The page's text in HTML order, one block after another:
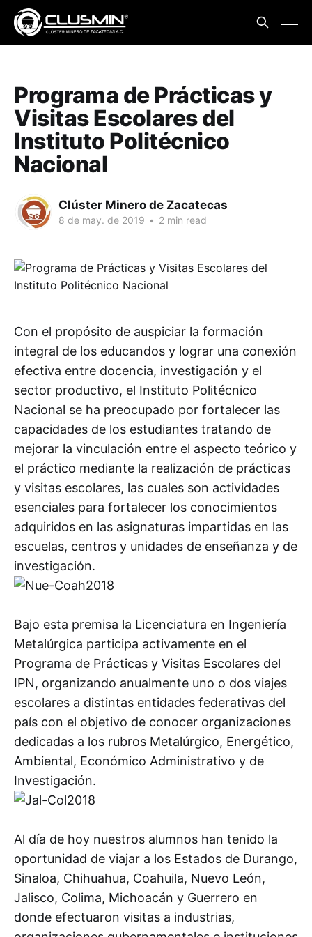
Programa de Prácticas y
Visitas Escolares del
Instituto Politécnico
Nacional
Clúster Minero de Zacatecas
8 de may. de 2019 • 2 min read
Con el propósito de auspiciar la formación
integral de los educandos y lograr una conexión
efectiva entre docencia, investigación y el
sector productivo, el Instituto Politécnico
Nacional se ha preocupado por fortalecer las
capacidades de los estudiantes tratando de
mejorar la vinculación entre el aspecto teórico y
el práctico mediante la realización de prácticas
y visitas escolares, las cuales son actividades
esenciales para fortalecer los conocimientos
adquiridos en las asignaturas impartidas en las
escuelas, centros y unidades de enseñanza y de
investigación.
Bajo esta premisa la Licenciatura en Ingeniería
Metalúrgica participa activamente en el
Programa de Prácticas y Visitas Escolares del
IPN, organizando anualmente uno o dos viajes
escolares a distintas entidades federativas del
país con el objetivo de conocer organizaciones
dedicadas a los rubros Metalúrgico, Energético,
Ambiental, Económico Administrativo y de
Investigación.
Al día de hoy nuestros alumnos han tenido la
oportunidad de viajar a los Estados de Durango,
Sinaloa, Chihuahua, Coahuila, Nuevo León,
Jalisco, Colima, Michoacán y Guerrero en
donde efectuaron visitas a industrias,